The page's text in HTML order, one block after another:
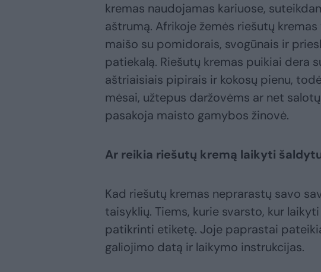
kremas naudojamas kariuose,
aštrumą. Afrikoje žemės riešutų
maišo su pomidorais, svogūnais ir
patiekalą. Riešutų kremas puikiai dera
aštriaisiais pipirais ir kokosų pienu,
mėsai, užtepus daržovėms ar net
pasakoja maisto gamybos žinovė.
Ar reikia riešutų kremą laikyti
Kad riešutų kremas neprarastų savo
taisyklių. Tiems, kurie svarsto, kur
patikrinti etiketę. Joje paprastai
galiojimo datą ir laikymo instrukcijas.